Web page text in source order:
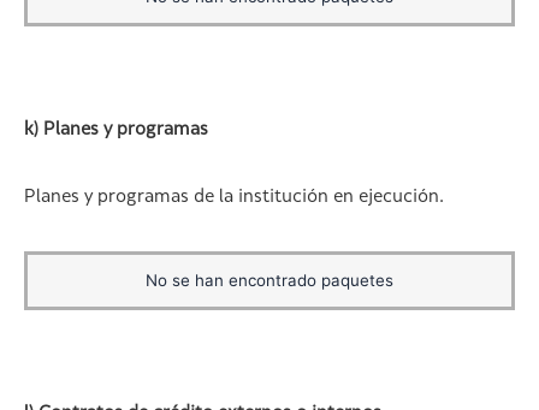
k) Planes y programas
Planes y programas de la institución en ejecución.
No se han encontrado paquetes